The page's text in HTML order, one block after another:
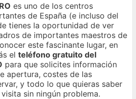
es uno de los centros
de España (e incluso del
tienes la oportunidad de ver
de importantes maestros de
este fascinante lugar, en
el teléfono gratuito del
para que solicites información
apertura, costes de las
y todo lo que quieras saber
sin ningún problema.